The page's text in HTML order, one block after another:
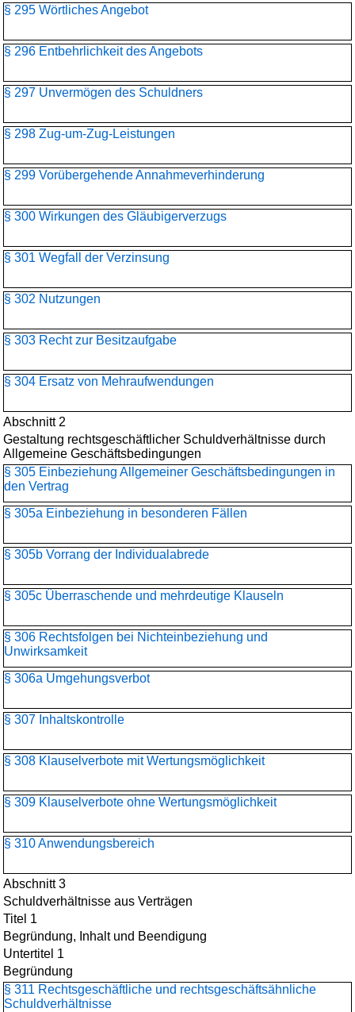
§ 295 Wörtliches Angebot
§ 296 Entbehrlichkeit des Angebots
§ 297 Unvermögen des Schuldners
§ 298 Zug-um-Zug-Leistungen
§ 299 Vorübergehende Annahmeverhinderung
§ 300 Wirkungen des Gläubigerverzugs
§ 301 Wegfall der Verzinsung
§ 302 Nutzungen
§ 303 Recht zur Besitzaufgabe
§ 304 Ersatz von Mehraufwendungen
Abschnitt 2
Gestaltung rechtsgeschäftlicher Schuldverhältnisse durch
Allgemeine Geschäftsbedingungen
§ 305 Einbeziehung Allgemeiner Geschäftsbedingungen in
den Vertrag
§ 305a Einbeziehung in besonderen Fällen
§ 305b Vorrang der Individualabrede
§ 305c Überraschende und mehrdeutige Klauseln
§ 306 Rechtsfolgen bei Nichteinbeziehung und
Unwirksamkeit
§ 306a Umgehungsverbot
§ 307 Inhaltskontrolle
§ 308 Klauselverbote mit Wertungsmöglichkeit
§ 309 Klauselverbote ohne Wertungsmöglichkeit
§ 310 Anwendungsbereich
Abschnitt 3
Schuldverhältnisse aus Verträgen
Titel 1
Begründung, Inhalt und Beendigung
Untertitel 1
Begründung
§ 311 Rechtsgeschäftliche und rechtsgeschäftsähnliche
Schuldverhältnisse